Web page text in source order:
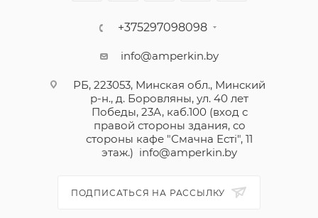
+375297098098
info@amperkin.by
РБ, 223053, Минская обл., Минский
р-н., д. Боровляны, ул. 40 лет
Победы, 23А, каб.100 (вход с
правой стороны здания, со
стороны кафе "Смачна Естi", 11
этаж.) info@amperkin.by
ПОДПИСАТЬСЯ НА РАССЫЛКУ